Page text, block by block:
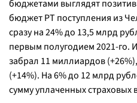
бюджетами выглядят
бюджет РТ поступления из
сразу на 24% до 13,5 млрд
первым полугодием 2021-го.
забрал 11 миллиардов
(+14%). На 6% до 12 млрд
сумму уплаченных страховых